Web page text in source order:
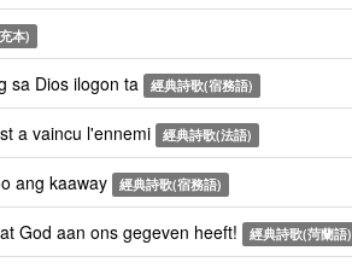
本)
sa Dios ilogon ta 經典詩歌(宿務語)
a vaincu l'ennemi 經典詩歌(法語)
ang kaaway 經典詩歌(宿務語)
God aan ons gegeven heeft! 經典詩歌(菏蘭語)